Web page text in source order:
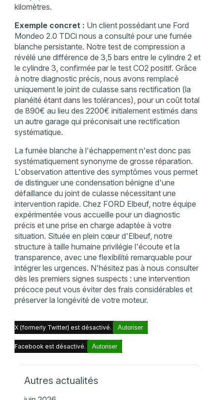
kilomètres.
Exemple concret : Un client possédant une Ford
Mondeo 2.0 TDCi nous a consulté pour une fumée
blanche persistante. Notre test de compression a
révélé une différence de 3,5 bars entre le cylindre 2 et
le cylindre 3, confirmée par le test CO2 positif. Grâce
à notre diagnostic précis, nous avons remplacé
uniquement le joint de culasse sans rectification (la
planéité étant dans les tolérances), pour un coût total
de 890€ au lieu des 2200€ initialement estimés dans
un autre garage qui préconisait une rectification
systématique.
La fumée blanche à l'échappement n'est donc pas
systématiquement synonyme de grosse réparation.
L'observation attentive des symptômes vous permet
de distinguer une condensation bénigne d'une
défaillance du joint de culasse nécessitant une
intervention rapide. Chez FORD Elbeuf, notre équipe
expérimentée vous accueille pour un diagnostic
précis et une prise en charge adaptée à votre
situation. Située en plein cœur d'Elbeuf, notre
structure à taille humaine privilégie l'écoute et la
transparence, avec une flexibilité remarquable pour
intégrer les urgences. N'hésitez pas à nous consulter
dès les premiers signes suspects : une intervention
précoce peut vous éviter des frais considérables et
préserver la longévité de votre moteur.
X (formerly Twitter) est désactivé. Autoriser
Facebook est désactivé. Autoriser
Autres actualités